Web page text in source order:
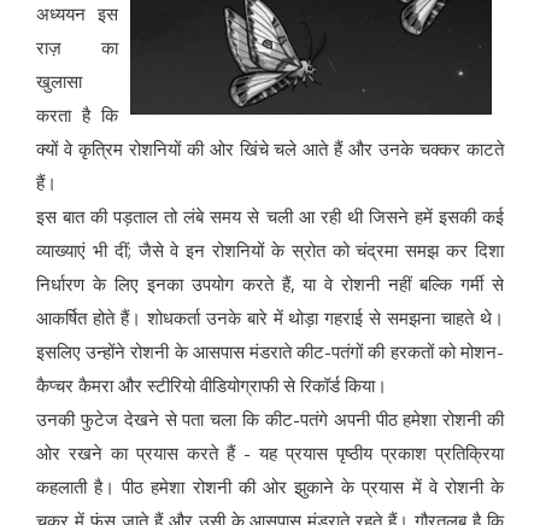
अध्ययन इस
राज़ का
खुलासा
करता है कि
क्यों वे कृत्रिम रोशनियों की ओर खिंचे चले आते हैं और उनके चक्कर काटते
हैं।
इस बात की पड़ताल तो लंबे समय से चली आ रही थी जिसने हमें इसकी कई
व्याख्याएं भी दीं; जैसे वे इन रोशनियों के स्रोत को चंद्रमा समझ कर दिशा
निर्धारण के लिए इनका उपयोग करते हैं, या वे रोशनी नहीं बल्कि गर्मी से
आकर्षित होते हैं। शोधकर्ता उनके बारे में थोड़ा गहराई से समझना चाहते थे।
इसलिए उन्होंने रोशनी के आसपास मंडराते कीट-पतंगों की हरकतों को मोशन-
कैप्चर कैमरा और स्टीरियो वीडियोग्राफी से रिकॉर्ड किया।
उनकी फुटेज देखने से पता चला कि कीट-पतंगे अपनी पीठ हमेशा रोशनी की
ओर रखने का प्रयास करते हैं - यह प्रयास पृष्ठीय प्रकाश प्रतिक्रिया
कहलाती है। पीठ हमेशा रोशनी की ओर झुकाने के प्रयास में वे रोशनी के